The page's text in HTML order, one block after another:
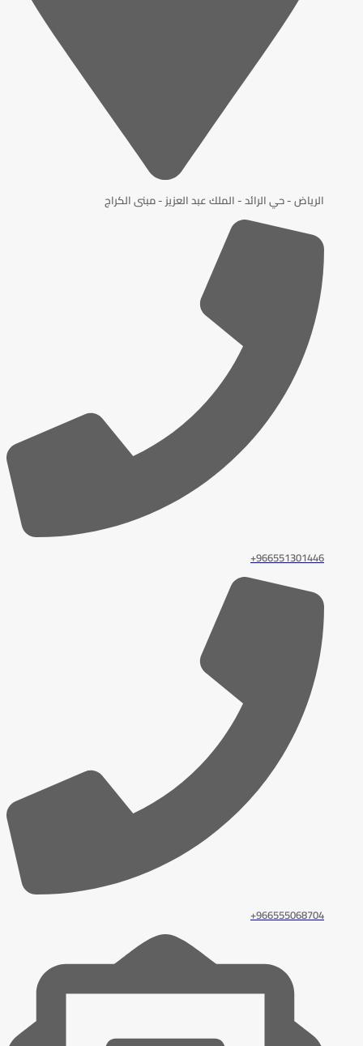
الرياض - حي الرائد - الملك عبد العزيز - مبنى الكراج
966551301446+
966555068704+